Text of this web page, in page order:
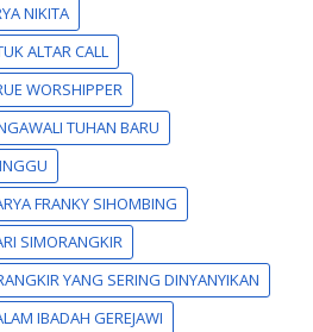
NIKITA
ALTAR CALL
WORSHIPPER
TUHAN BARU
FRANKY SIHOMBING
SIMORANGKIR
YANG SERING DINYANYIKAN
IBADAH GEREJAWI